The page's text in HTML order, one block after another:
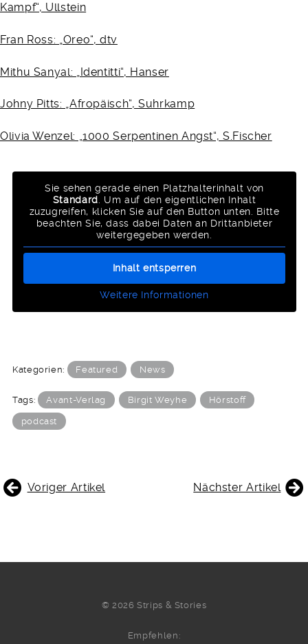
Kampf“, Ullstein
Fran Ross: „Oreo“, dtv
Mithu Sanyal: „Identitti“, Hanser
Johny Pitts: „Afropäisch“, Suhrkamp
Olivia Wenzel: „1000 Serpentinen Angst“, S.Fischer
Sie sehen gerade einen Platzhalterinhalt von
Standard . Um auf den eigentlichen Inhalt
zuzugreifen, klicken Sie auf den Button unten. Bitte
beachten Sie, dass dabei Daten an Drittanbieter
weitergegeben werden.
Inhalt entsperren
Weitere Informationen
Kategorien: Featured News
Tags: Avant-Verlag Birgit Weyhe Hörstoff
podcast
BEITRAGSNAVIGATION
Voriger Artikel Nächster Artikel
© 2026 Strips & Stories
Empfehlen: